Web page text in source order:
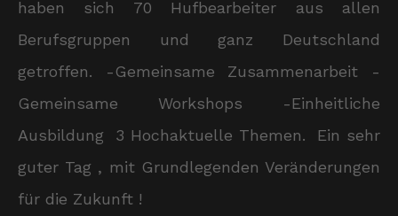
haben sich 70 Hufbearbeiter aus allen
Berufsgruppen und ganz Deutschland
getroffen. -Gemeinsame Zusammenarbeit -
Gemeinsame Workshops -Einheitliche
Ausbildung 3 Hochaktuelle Themen. Ein sehr
guter Tag , mit Grundlegenden Veränderungen
für die Zukunft !